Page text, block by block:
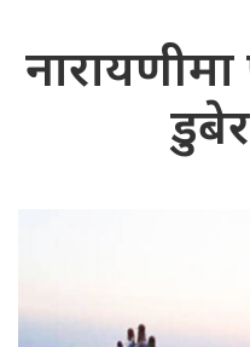
नारायणीमा